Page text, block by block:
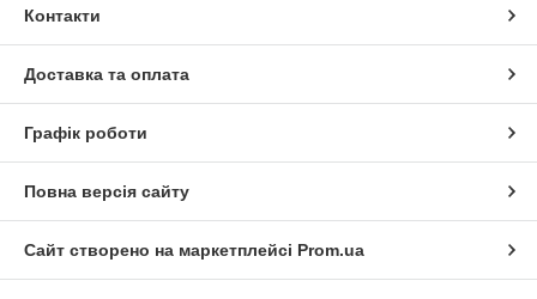
Контакти
Доставка та оплата
Графік роботи
Повна версія сайту
Сайт створено на маркетплейсі Prom.ua